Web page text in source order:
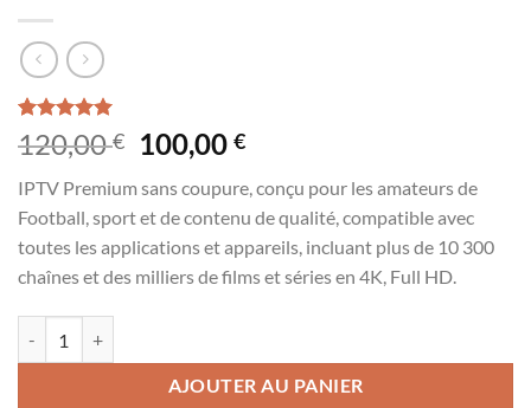
Noté5.00
sur 5 basé
1
client
120,00€
Le
prix
initial
était :
120,00 €.
100,00€Le
actuel
est :
100,00 €.
IPTV Premium sans coupure, conçu pour les amateurs de
Football, sport et de contenu de qualité, compatible avec
toutes les applications et appareils, incluant plus de 10 300
chaînes et des milliers de films et séries en 4K, Full HD.
AJOUTER AU PANIER